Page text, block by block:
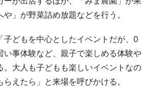
」が野菜詰め放題などを行う。
どもを中心としたイベントだが、0
い事体験など、親子で楽しめる体験や
。大人も子どもも楽しいイベントなの
えたら」と来場を呼びかける。